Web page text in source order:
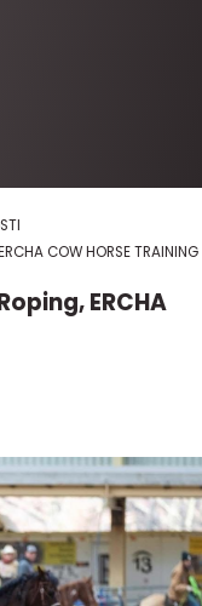
COW HORSE TRAINING
ERCHA